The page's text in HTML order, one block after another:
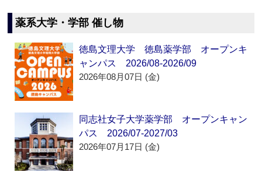
薬系大学・学部 催し物
徳島文理大学 徳島薬学部 オープンキ
ャンパス 2026/08-2026/09
2026年08月07日 (金)
同志社女子大学薬学部 オープンキャン
パス 2026/07-2027/03
2026年07月17日 (金)